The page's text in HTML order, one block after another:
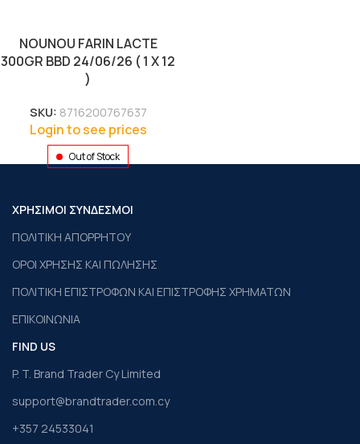
NOUNOU FARIN LACTE
300GR BBD 24/06/26 ( 1 X 12
)
SKU: 8716200767637
Login to see prices
Out of Stock
ΧΡΗΣΙΜΟΙ ΣΥΝΔΕΣΜΟΙ
ΠΟΛΙΤΙΚΗ ΑΠΟΡΡΗΤΟΥ
ΟΡΟΙ ΧΡΗΣΗΣ ΚΑΙ ΠΩΛΗΣΗΣ
ΠΟΛΙΤΙΚΗ ΕΠΙΣΤΡΟΦΩΝ ΚΑΙ ΕΠΙΣΤΡΟΦΗΣ ΧΡΗΜΑΤΩΝ
ΕΠΙΚΟΙΝΩΝΙΑ
FIND US
P. T. Brand Trader Cy Limited
support@brandtrader.com.cy
+357 24533041